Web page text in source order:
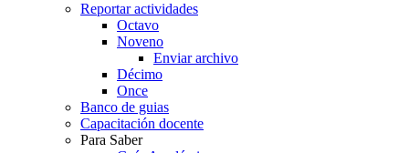
Reportar actividades
Octavo
Noveno
Enviar archivo
Décimo
Once
Banco de guias
Capacitación docente
Para Saber